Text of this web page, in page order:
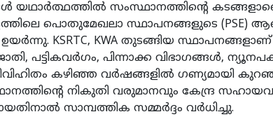
യഥാര്‍ത്ഥത്തില്‍ സംസ്ഥാനത്തിന്റെ
പൊതുമേഖലാ സ്ഥാപനങ്ങളുടെ (PSE)
KSRTC, KWA തുടങ്ങിയ
പട്ടികവര്‍ഗം, പിന്നാക്ക വിഭാഗങ്ങള്‍,
കഴിഞ്ഞ വര്‍ഷങ്ങളില്‍ ഗണ്യമായി
നികുതി വരുമാനവും കേന്ദ്ര സഹായവും
സാമ്പത്തിക സമ്മര്‍ദ്ദം വര്‍ധിച്ചു.